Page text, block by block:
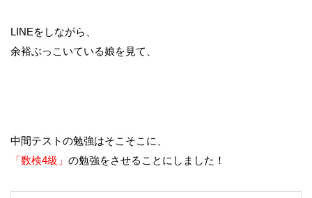
LINEをしながら、
余裕ぶっこいている娘を見て、
中間テストの勉強はそこそこに、
「数検4級」 の勉強をさせることにしました！